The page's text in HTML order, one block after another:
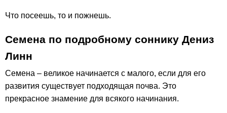
Что посеешь, то и пожнешь.
Семена по подробному соннику Дениз
Линн
Семена – великое начинается с малого, если для его
развития существует подходящая почва. Это
прекрасное знамение для всякого начинания.